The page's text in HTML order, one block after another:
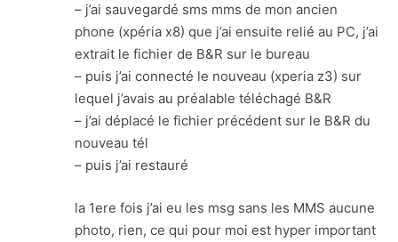
– j’ai sauvegardé sms mms de mon ancien
phone (xpéria x8) que j’ai ensuite relié au PC, j’ai
extrait le fichier de B&R sur le bureau
– puis j’ai connecté le nouveau (xperia z3) sur
lequel j’avais au préalable téléchagé B&R
– j’ai déplacé le fichier précédent sur le B&R du
nouveau tél
– puis j’ai restauré
la 1ere fois j’ai eu les msg sans les MMS aucune
photo, rien, ce qui pour moi est hyper important